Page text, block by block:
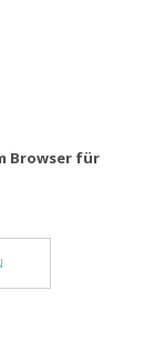
Browser für